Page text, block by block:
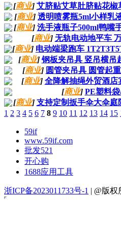
[商业] 艾脐贴艾草肚脐贴花
[商业] 透明喷雾瓶5ml小样乳
[商业] 洗手液瓶子500ml鸭嘴
[商业] 无轨电动地平车
[商业] 电动端梁跑车
[商业] 钢板夹吊具 竖吊横吊
[商业] 圆管夹吊具 圆管起
[商业] 全降解抽绳外贸酒店
[商业] PE塑料
[商业] 支持定制扳手伞大伞
1 2 3 4 5 6 7 8 9 10 11 12 13 14 15
59if
www.59if.com
批发521
开心购
1688应用工具
浙ICP备2023011733号-1 | @版权